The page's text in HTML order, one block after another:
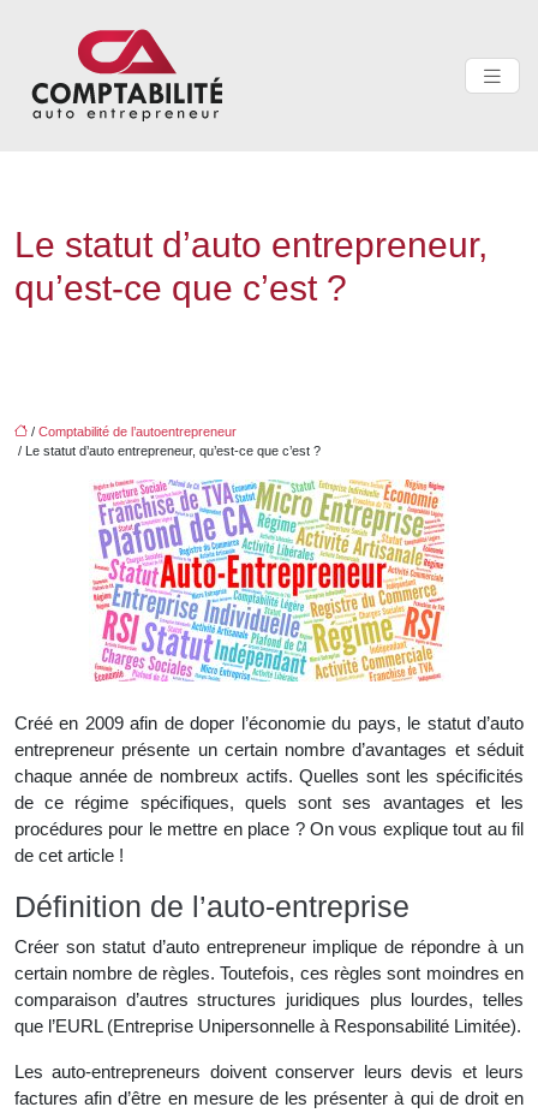
Le statut d’auto entrepreneur,
qu’est-ce que c’est ?
/ Comptabilité de l’autoentrepreneur
/ Le statut d’auto entrepreneur, qu’est-ce que c’est ?
Créé en 2009 afin de doper l’économie du pays, le statut d’auto
entrepreneur présente un certain nombre d’avantages et séduit
chaque année de nombreux actifs. Quelles sont les spécificités
de ce régime spécifiques, quels sont ses avantages et les
procédures pour le mettre en place ? On vous explique tout au fil
de cet article !
Définition de l’auto-entreprise
Créer son statut d’auto entrepreneur implique de répondre à un
certain nombre de règles. Toutefois, ces règles sont moindres en
comparaison d’autres structures juridiques plus lourdes, telles
que l’EURL (Entreprise Unipersonnelle à Responsabilité Limitée).
Les auto-entrepreneurs doivent conserver leurs devis et leurs
factures afin d’être en mesure de les présenter à qui de droit en